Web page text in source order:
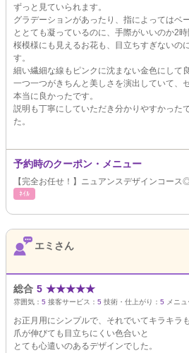
ずっと見ていられます。
グラデーションがあったり、指によってはベ
ととても凝っているのに、手際がいいのか2時
桜模様にも見えるお花も、目立ちすぎないの
す。
細い繊細な線もピンクに沈まない金色にして
一つ一つがきちんと美しさを演出していて、
本当に良かったです。
説明も丁寧にしていただき分かりやすかった
た。
予約時のクーポン・メニュー
【完全お任せ！】ニュアンスデザインコース
ﾈｲﾙ
エミさん
総合 5 ★★★★★
雰囲気： 5 接客サービス： 5 技術・仕上がり： 5 メニ
お正月用にシンプルで、それでいてキラキラ
爪が伸びても目立ちにくい色合いと
とても心遣いのあるデザインでした。